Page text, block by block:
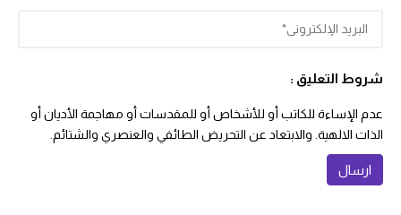
شروط التعليق :
عدم الإساءة للكاتب أو للأشخاص أو للمقدسات أو مهاجمة الأديان أو
الذات الالهية. والابتعاد عن التحريض الطائفي والعنصري والشتائم.